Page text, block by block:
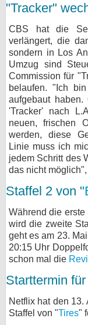
"Tracker"
CBS hat die
verlängert, die
sondern in Los
Umzug sind
Commission für
belaufen. "Ich
aufgebaut
'Tracker' nach
neuen, frischen
werden, diese
Linie muss ich
jedem Schritt des
das nicht
Staffel 2 von "
Während die erste
wird die zweite
geht es am 23.
20:15 Uhr
schon mal die
Starttermin
Netflix hat den 13.
Staffel von "Tires"